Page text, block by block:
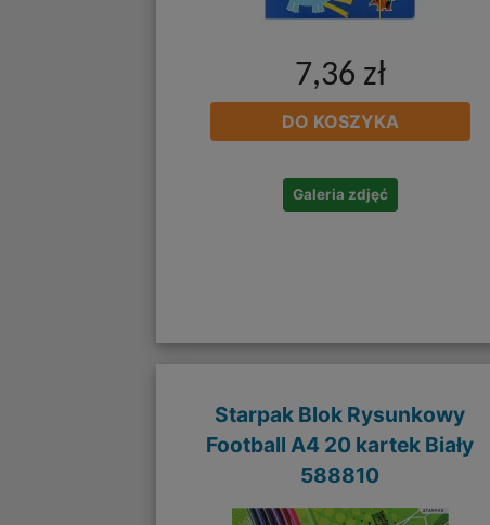
7,36 zł
DO KOSZYKA
Galeria zdjęć
Starpak Blok Rysunkowy
Football A4 20 kartek Biały
588810